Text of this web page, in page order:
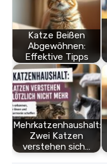
Katze Beißen
Abgewöhnen:
Effektive Tipps
Mehrkatzenhaushalt:
Zwei Katzen
verstehen sich…